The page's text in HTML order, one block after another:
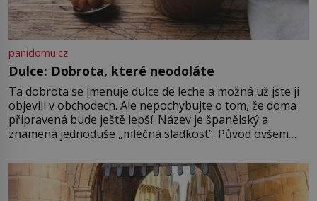
panidomu.cz
Dulce: Dobrota, které neodoláte
Ta dobrota se jmenuje dulce de leche a možná už jste ji
objevili v obchodech. Ale nepochybujte o tom, že doma
připravená bude ještě lepší. Název je španělský a
znamená jednoduše „mléčná sladkost“. Původ ovšem
pře hned několik latinskoamerických zemí a k tomu
Francie, kde se traduje,